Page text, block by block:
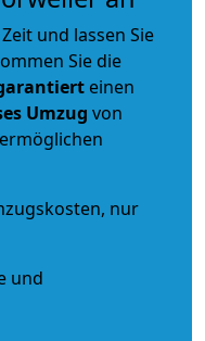
und lassen Sie
Sie die
einen
Umzug von
nur
und